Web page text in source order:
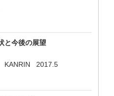
と今後の展望
KANRIN 2017.5